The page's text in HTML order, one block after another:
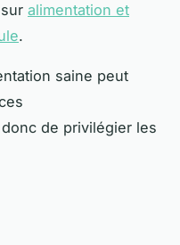
alimentation et
.
saine peut
de privilégier les